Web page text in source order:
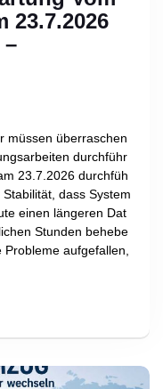
23.7.2026
–
müssen überraschen
durchführ
23.7.2026 durchfüh
dass System
einen längeren Dat
Stunden behebe
Probleme aufgefallen,